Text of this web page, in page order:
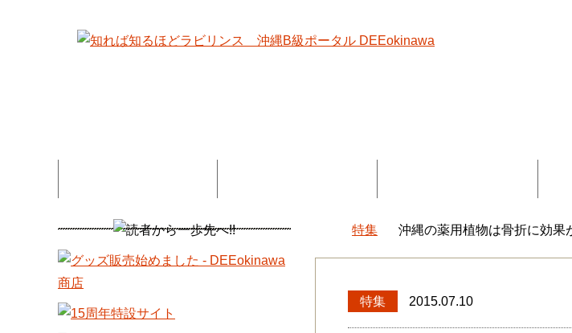
DEEokinawaトップ
特集 沖縄の薬用植物は骨折に効果
特集 2015.07.10